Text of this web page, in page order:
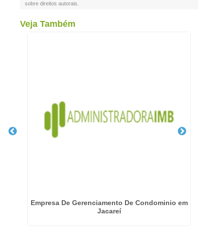
sobre direitos autorais
Veja Também
Empresa De Gerenciamento De Condominio em
Jacareí